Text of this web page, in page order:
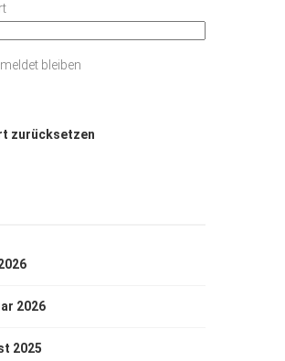
bleiben
zurücksetzen
2026
2025